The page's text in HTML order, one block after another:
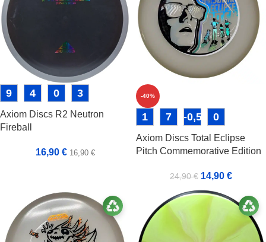
9 4 0 3
Axiom Discs R2 Neutron
Fireball
16,90 € 16,90 €
-40%
1 7 -0,5 0
Axiom Discs Total Eclipse
Pitch Commemorative Edition
24,90€ 14,90 €